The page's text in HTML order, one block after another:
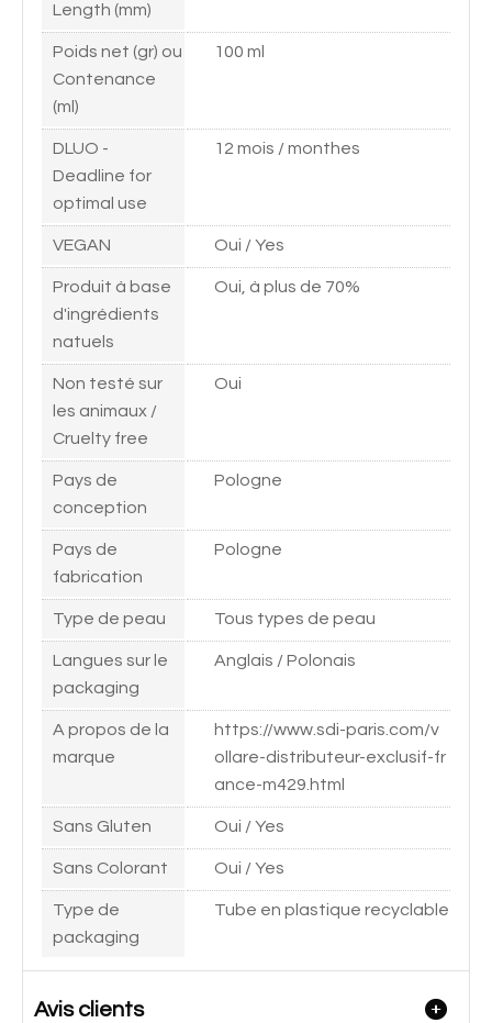
Length (mm)
Poids net (gr) ou
Contenance
(ml)
100 ml
DLUO -
Deadline for
optimal use
12 mois / monthes
VEGAN Oui / Yes
Produit à base
d'ingrédients
natuels
Oui, à plus de 70%
Non testé sur
les animaux /
Cruelty free
Oui
Pays de
conception
Pologne
Pays de
fabrication
Pologne
Type de peau Tous types de peau
Langues sur le
packaging
Anglais / Polonais
A propos de la
marque
https://www.sdi-paris.com/v
ollare-distributeur-exclusif-fr
ance-m429.html
Sans Gluten Oui / Yes
Sans Colorant Oui / Yes
Type de
packaging
Tube en plastique recyclable
Avis clients